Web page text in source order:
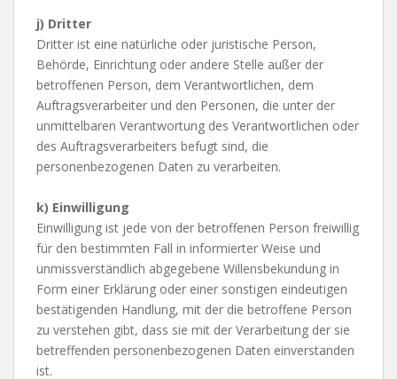
j) Dritter
Dritter ist eine natürliche oder juristische Person,
Behörde, Einrichtung oder andere Stelle außer der
betroffenen Person, dem Verantwortlichen, dem
Auftragsverarbeiter und den Personen, die unter der
unmittelbaren Verantwortung des Verantwortlichen oder
des Auftragsverarbeiters befugt sind, die
personenbezogenen Daten zu verarbeiten.
k) Einwilligung
Einwilligung ist jede von der betroffenen Person freiwillig
für den bestimmten Fall in informierter Weise und
unmissverständlich abgegebene Willensbekundung in
Form einer Erklärung oder einer sonstigen eindeutigen
bestätigenden Handlung, mit der die betroffene Person
zu verstehen gibt, dass sie mit der Verarbeitung der sie
betreffenden personenbezogenen Daten einverstanden
ist.